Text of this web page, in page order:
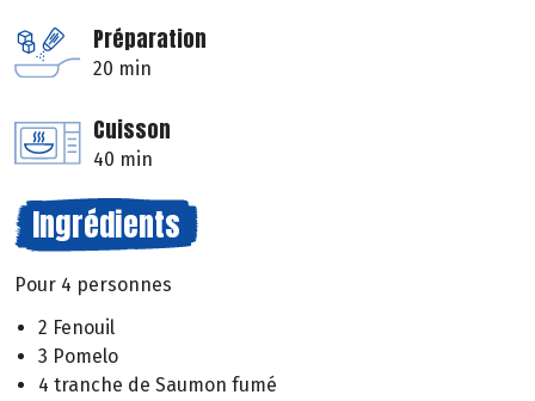
Préparation
20 min
Cuisson
40 min
Ingrédients
Pour 4 personnes
2 Fenouil
3 Pomelo
4 tranche de Saumon fumé